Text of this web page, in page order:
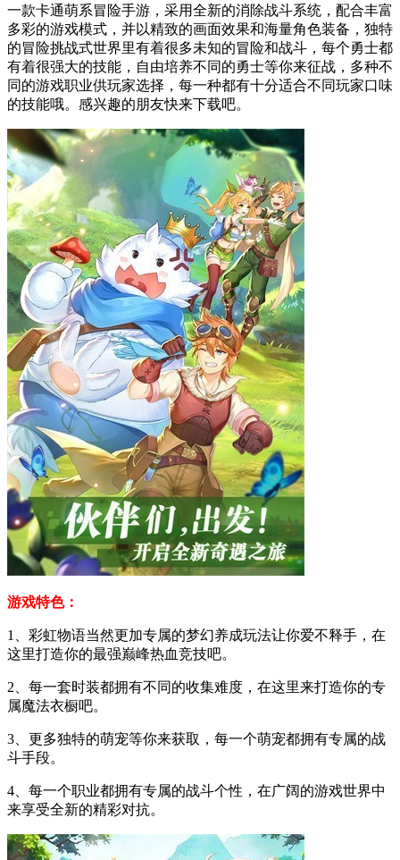
一款卡通萌系冒险手游，采用全新的消除战斗系统，配合丰富
多彩的游戏模式，并以精致的画面效果和海量角色装备，独特
的冒险挑战式世界里有着很多未知的冒险和战斗，每个勇士都
有着很强大的技能，自由培养不同的勇士等你来征战，多种不
同的游戏职业供玩家选择，每一种都有十分适合不同玩家口味
的技能哦。感兴趣的朋友快来下载吧。
游戏特色：
1、彩虹物语当然更加专属的梦幻养成玩法让你爱不释手，在
这里打造你的最强巅峰热血竞技吧。
2、每一套时装都拥有不同的收集难度，在这里来打造你的专
属魔法衣橱吧。
3、更多独特的萌宠等你来获取，每一个萌宠都拥有专属的战
斗手段。
4、每一个职业都拥有专属的战斗个性，在广阔的游戏世界中
来享受全新的精彩对抗。